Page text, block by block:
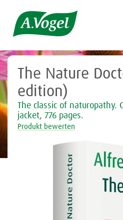

The Nature
edition)
The classic of naturopathy.
jacket, 776 pages.
Produkt bewerten